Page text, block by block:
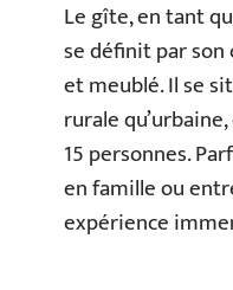
Le gîte, en tant
se définit par
et meublé. Il se
rurale
15 personnes.
en famille ou
expérience